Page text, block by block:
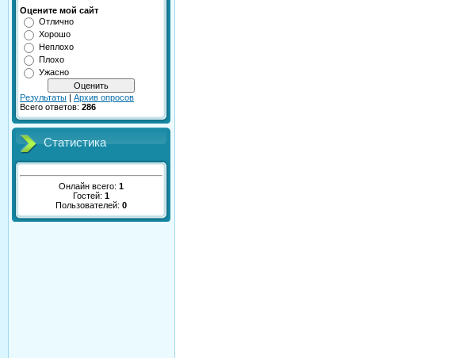
Оцените мой сайт
Отлично
Хорошо
Неплохо
Плохо
Ужасно
Результаты | Архив опросов
Всего ответов: 286
Статистика
Онлайн всего: 1
Гостей: 1
Пользователей: 0